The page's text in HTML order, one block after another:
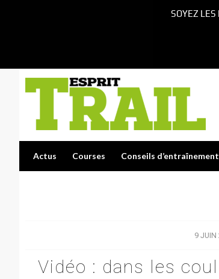
Actus Courses Conseils d’entraînement
9 JUIN
/
Vidéo : dans les
SOYEZ